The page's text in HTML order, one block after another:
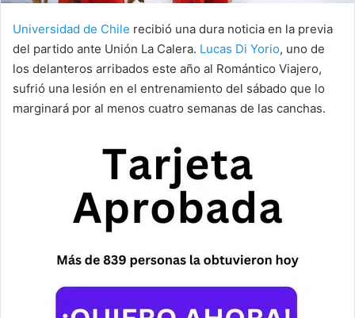
Universidad de Chile recibió una dura noticia en la previa
del partido ante Unión La Calera. Lucas Di Yorio, uno de
los delanteros arribados este año al Romántico Viajero,
sufrió una lesión en el entrenamiento del sábado que lo
marginará por al menos cuatro semanas de las canchas.